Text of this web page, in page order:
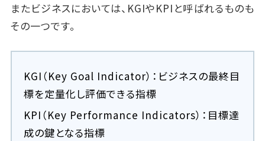
またビジネスにおいては、KGIやKPIと呼ばれるものも
その一つです。
KGI（Key Goal Indicator）：ビジネスの最終目
標を定量化し評価できる指標
KPI（Key Performance Indicators）：目標達
成の鍵となる指標